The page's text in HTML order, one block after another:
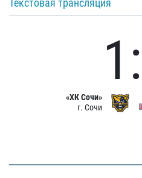
Текстовая трансляция
«ХК Сочи»
г. Сочи